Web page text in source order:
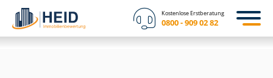
Kostenlose Erstberatung
0800 - 909 02 82